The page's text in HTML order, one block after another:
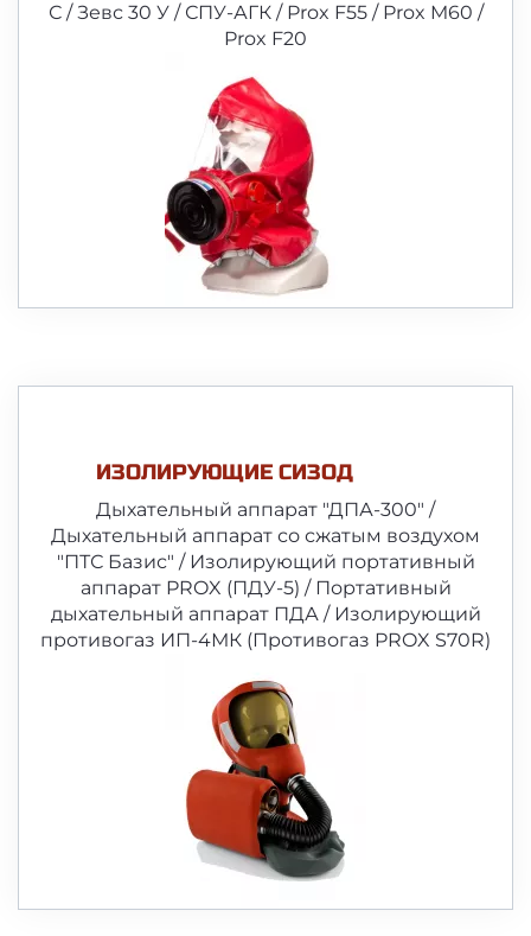
С / Зевс 30 У / СПУ-АГК / Prox F55 / Prox M60 /
Prox F20
ИЗОЛИРУЮЩИЕ СИЗОД
Дыхательный аппарат "ДПА-300" /
Дыхательный аппарат со сжатым воздухом
"ПТС Базис" / Изолирующий портативный
аппарат PROX (ПДУ-5) / Портативный
дыхательный аппарат ПДА / Изолирующий
противогаз ИП-4МК (Противогаз PROX S70R)